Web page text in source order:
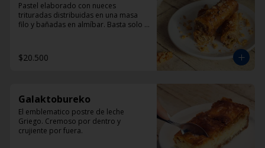
Pastel elaborado con nueces
trituradas distribuidas en una masa
filo y bañadas en almíbar. Basta solo
$20.500
Galaktobureko
El emblematico postre de leche
Griego. Cremoso por dentro y
crujiente por fuera.